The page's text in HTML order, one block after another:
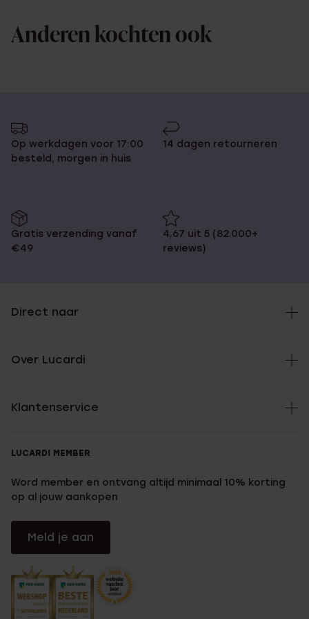
Anderen kochten ook
Op werkdagen voor 17:00
besteld, morgen in huis
14 dagen retourneren
Gratis verzending vanaf
€49
4,67 uit 5 (82.000+
reviews)
Direct naar
Over Lucardi
Klantenservice
LUCARDI MEMBER
Word member en ontvang altijd minimaal 10% korting
op al jouw aankopen
Meld je aan